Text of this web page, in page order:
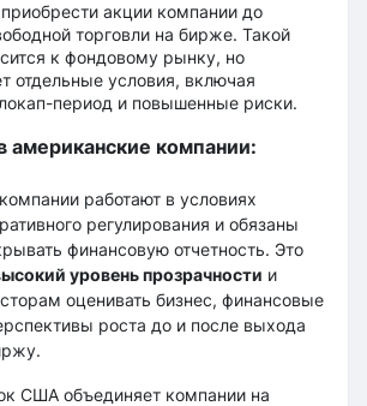
акции компании до
торговли на бирже. Такой
к фондовому рынку, но
отдельные условия, включая
период и повышенные риски.
американские компании:
работают в условиях
регулирования и обязаны
финансовую отчетность. Это
уровень прозрачности и
оценивать бизнес, финансовые
роста до и после выхода
США объединяет компании на